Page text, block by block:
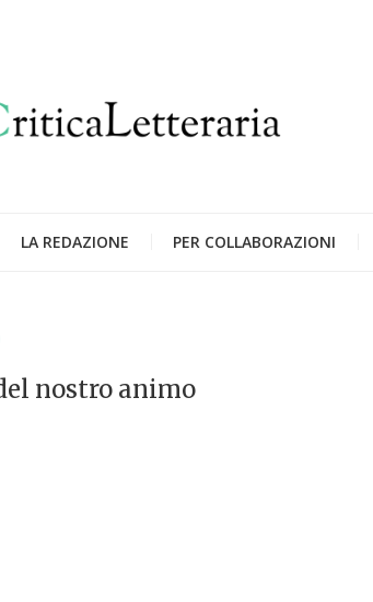
LA REDAZIONE PER COLLABORAZIONI
nostro animo